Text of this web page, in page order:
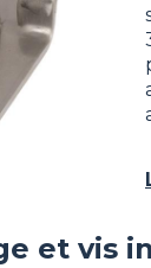
et vis